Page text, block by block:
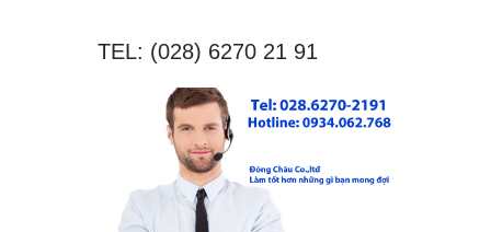
TEL: (028) 6270 21 91